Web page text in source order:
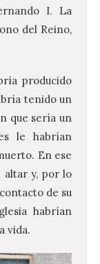
I. La
del Reino,
producido
tenido un
que sería un
le habrían
En ese
altar y, por lo
de su
habrían
vida.